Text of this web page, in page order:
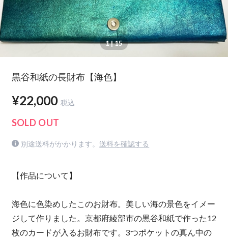
1| 15
黒谷和紙の長財布【海色】
¥22,000 税込
SOLD OUT
別途送料がかかります。 送料を確認する
【作品について】
海色に色染めしたこのお財布。美しい海の景色をイメー
ジして作りました。京都府綾部市の黒谷和紙で作った12
枚のカードが入るお財布です。3つポケットの真ん中の